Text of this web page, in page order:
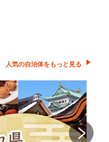
人気の自治体をもっと見る